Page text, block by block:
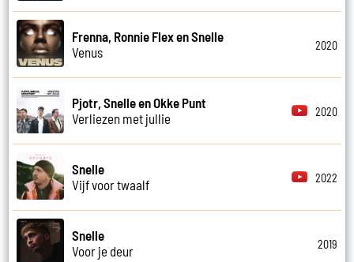
Frenna, Ronnie Flex en Snelle
Venus
2020
Pjotr, Snelle en Okke Punt
Verliezen met jullie
2020
Snelle
Vijf voor twaalf
2022
Snelle
Voor je deur
2019